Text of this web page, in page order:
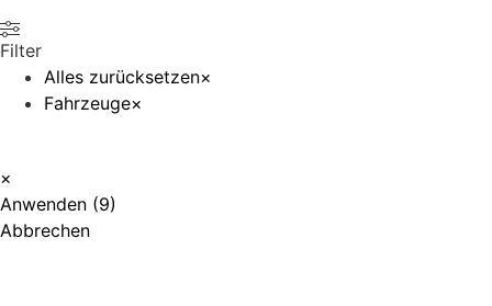
Filter
Alles zurücksetzen×
Fahrzeuge×
×
Anwenden (9)
Abbrechen